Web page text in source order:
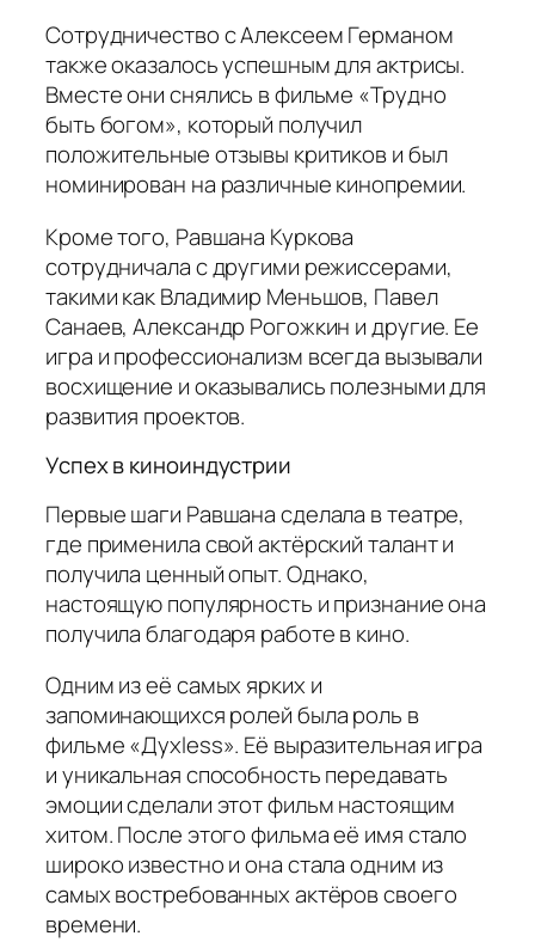
Сотрудничество с Алексеем Германом
также оказалось успешным для актрисы.
Вместе они снялись в фильме «Трудно
быть богом», который получил
положительные отзывы критиков и был
номинирован на различные кинопремии.
Кроме того, Равшана Куркова
сотрудничала с другими режиссерами,
такими как Владимир Меньшов, Павел
Санаев, Александр Рогожкин и другие. Ее
игра и профессионализм всегда вызывали
восхищение и оказывались полезными для
развития проектов.
Успех в киноиндустрии
Первые шаги Равшана сделала в театре,
где применила свой актёрский талант и
получила ценный опыт. Однако,
настоящую популярность и признание она
получила благодаря работе в кино.
Одним из её самых ярких и
запоминающихся ролей была роль в
фильме «Духless». Её выразительная игра
и уникальная способность передавать
эмоции сделали этот фильм настоящим
хитом. После этого фильма её имя стало
широко известно и она стала одним из
самых востребованных актёров своего
времени.